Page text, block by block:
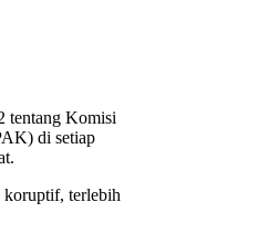
tentang Komisi
di setiap
koruptif, terlebih